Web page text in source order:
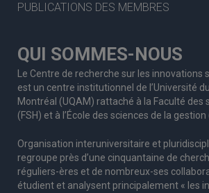
PUBLICATIONS DES MEMBRES
QUI SOMMES-NOUS
Le Centre de recherche sur les innovations
est un centre institutionnel de l’Université
Montréal (UQAM) rattaché à la Faculté des
(FSH) et à l’École des sciences de la gestion
Organisation interuniversitaire et
regroupe près d’une cinquantaine de
réguliers-ères et de nombreux-ses
étudient et analysent principalement « les